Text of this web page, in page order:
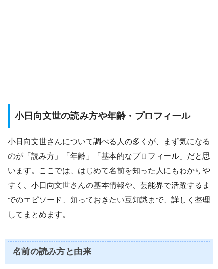
小日向文世の読み方や年齢・プロフィール
小日向文世さんについて調べる人の多くが、まず気になる
のが「読み方」「年齢」「基本的なプロフィール」だと思
います。ここでは、はじめて名前を知った人にもわかりや
すく、小日向文世さんの基本情報や、芸能界で活躍するま
でのエピソード、知っておきたい豆知識まで、詳しく整理
してまとめます。
名前の読み方と由来